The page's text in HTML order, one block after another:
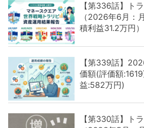
【第336話】ト
（2026年6月：
積利益31.2万円）
【第339話】
価額(評価額
益:582万円)
【第330話】ト